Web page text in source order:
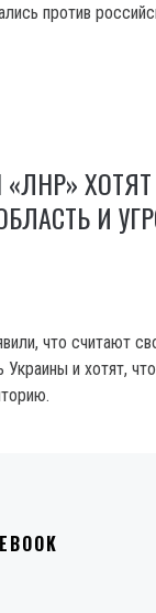
против
«ЛНР»
И
что считают
Украины и хотят,